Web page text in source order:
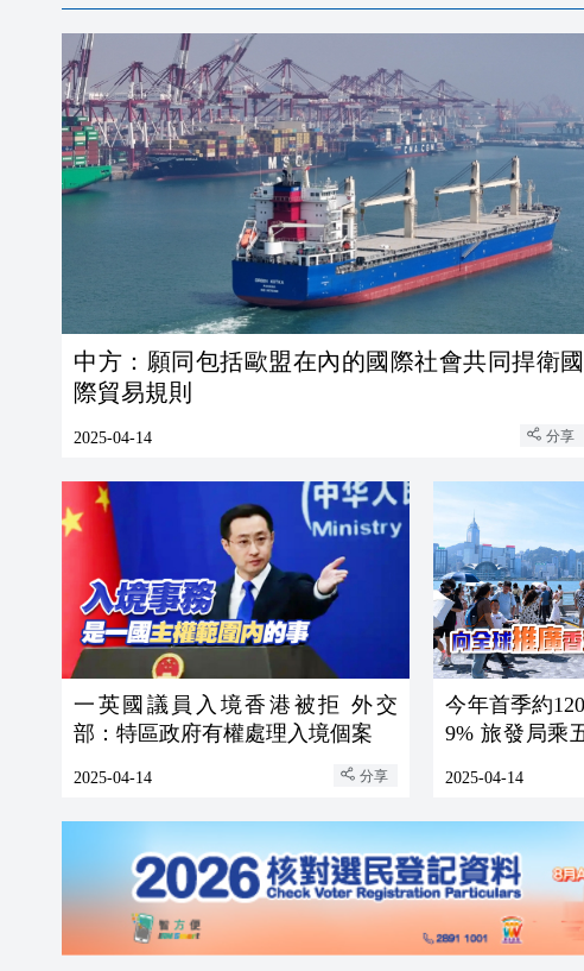
中方：願同包括歐盟在內的國際社會共同捍衛國
際貿易規則
2025-04-14 分享
一英國議員入境香港被拒 外交
部：特區政府有權處理入境個案
2025-04-14 分享
今年首季約
9% 旅發局乘
2025-04-14